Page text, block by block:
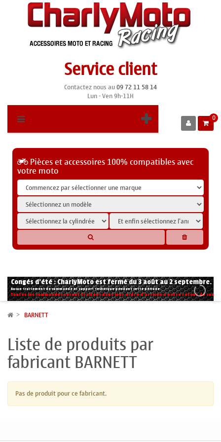
Service client
Contactez nous au09 72 11 58 14
Lun - Ven 9h-11H
0
Pièces et accessoires 100% compatibles avec
votre moto
Congés d'été : CharlyMoto est fermé du 3 août au 2 septembre.
Aucun traitement de commande ni support technique pendant cette période.
Toutes les commandes seront traitées dans leur ordre d'arrivée à notre retour de
BARNETT
Liste de produits par
fabricant BARNETT
Pas de produit pour ce fabricant.